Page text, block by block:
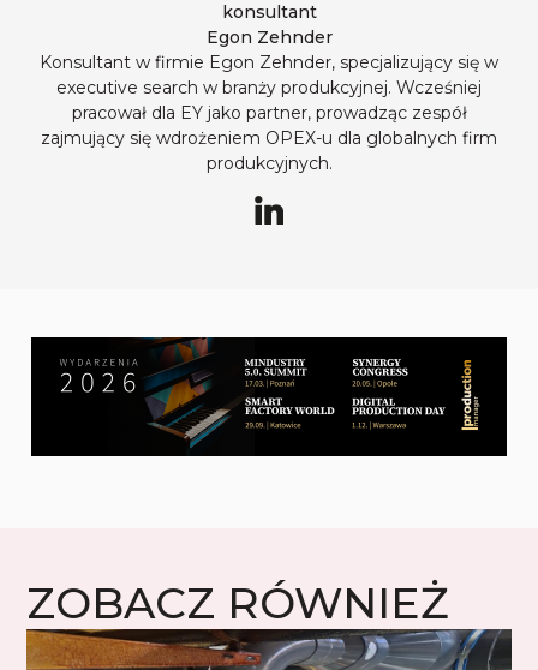
konsultant
Egon Zehnder
Konsultant w firmie Egon Zehnder, specjalizujący się w
executive search w branży produkcyjnej. Wcześniej
pracował dla EY jako partner, prowadząc zespół
zajmujący się wdrożeniem OPEX-u dla globalnych firm
produkcyjnych.
ZOBACZ RÓWNIEŻ